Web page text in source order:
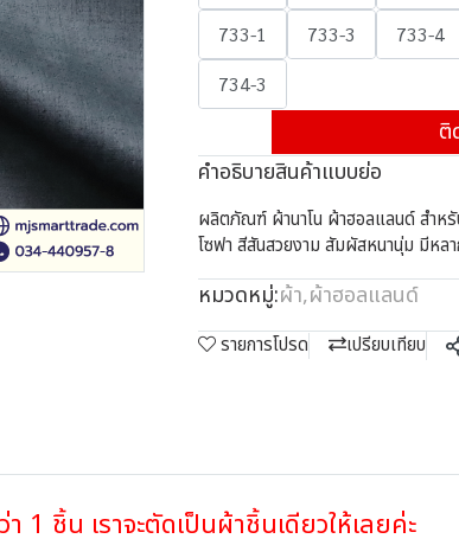
733-1
733-3 733-4
734-3
ติ
คำอธิบายสินค้าแบบย่อ
ผลิตภัณฑ์ ผ้านาโน ผ้าฮอลแลนด์ สำหรั
โซฟา สีสันสวยงาม สัมผัสหนานุ่ม มีหล
หมวดหมู่:ผ้า,ผ้าฮอลแลนด์
รายการโปรด เปรียบเทียบ
1 ชิ้น เราจะตัดเป็นผ้าชิ้นเดียวให้เลยค่ะ